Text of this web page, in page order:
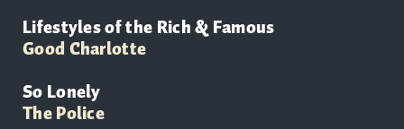
Lifestyles of the Rich & Famous
Good Charlotte
So Lonely
The Police